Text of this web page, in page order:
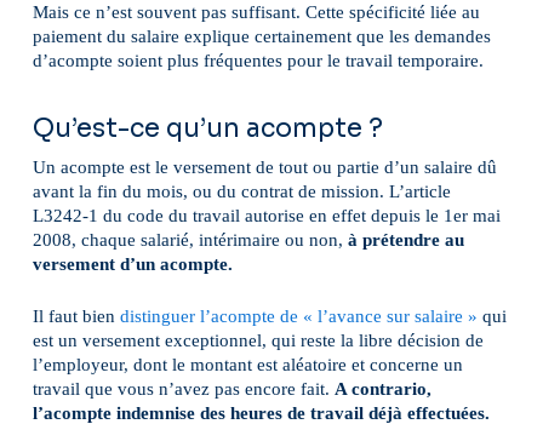
Mais ce n’est souvent pas suffisant. Cette spécificité liée au
paiement du salaire explique certainement que les demandes
d’acompte soient plus fréquentes pour le travail temporaire.
Qu’est-ce qu’un acompte ?
Un acompte est le versement de tout ou partie d’un salaire dû
avant la fin du mois, ou du contrat de mission. L’article
L3242-1 du code du travail autorise en effet depuis le 1er mai
2008, chaque salarié, intérimaire ou non, à prétendre au
versement d’un acompte.
Il faut bien distinguer l’acompte de « l’avance sur salaire » qui
est un versement exceptionnel, qui reste la libre décision de
l’employeur, dont le montant est aléatoire et concerne un
travail que vous n’avez pas encore fait. A contrario,
l’acompte indemnise des heures de travail déjà effectuées.